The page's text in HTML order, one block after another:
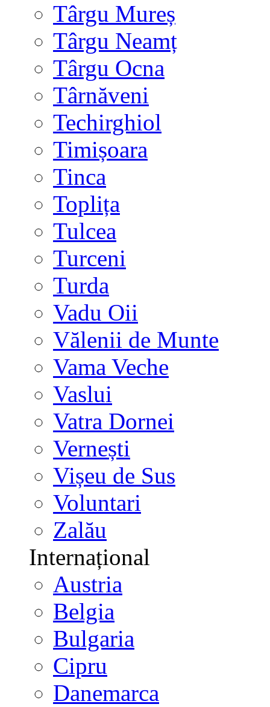
Târgu Mureș
Târgu Neamț
Târgu Ocna
Târnăveni
Techirghiol
Timișoara
Tinca
Toplița
Tulcea
Turceni
Turda
Vadu Oii
Vălenii de Munte
Vama Veche
Vaslui
Vatra Dornei
Vernești
Vișeu de Sus
Voluntari
Zalău
Internațional
Austria
Belgia
Bulgaria
Cipru
Danemarca